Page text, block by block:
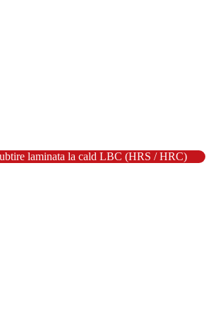
laminata la cald LBC (HRS / HRC)